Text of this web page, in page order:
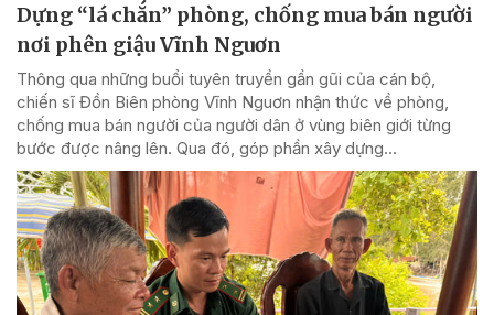
Dựng “lá chắn” phòng, chống mua bán người
nơi phên giậu Vĩnh Nguơn
Thông qua những buổi tuyên truyền gần gũi của cán bộ,
chiến sĩ Đồn Biên phòng Vĩnh Nguơn nhận thức về phòng,
chống mua bán người của người dân ở vùng biên giới từng
bước được nâng lên. Qua đó, góp phần xây dựng...